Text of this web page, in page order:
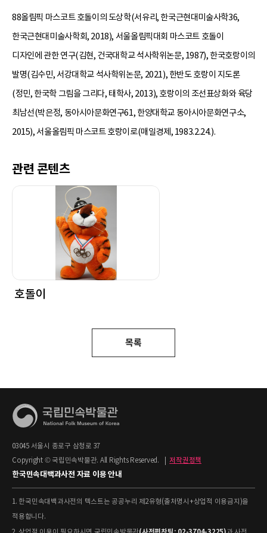
88올림픽 마스코트 호돌이의 도상학(서유리, 한국근현대미술사학36,
한국근현대미술사학회, 2018), 서울올림픽대회 마스코트 호돌이
디자인에 관한 연구(김현, 건국대학교 석사학위논문, 1987), 한국호랑이의
발명(김수민, 서강대학교 석사학위논문, 2021), 한반도 호랑이 지도론
(정민, 한국학 그림을 그리다, 태학사, 2013), 호랑이의 조선표상화와 육당
최남선(박은정, 동아시아문화연구61, 한양대학교 동아시아문화연구소,
2015), 서울올림픽 마스코트 호랑이로(매일경제, 1983.2.24.).
관련 콘텐츠
호돌이
목록
03045 서울시 종로구 삼청로 37
Copyright © 국립민속박물관. All Rights Reserved.
저작권정책
한국민속대백과사전 자료 이용 안내
1. 한국민속대백과사전의 텍스트는 공공누리 제2유형(출처명시+상업적 이용금지)을
적용합니다.